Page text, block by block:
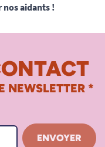
nos aidants !
NEWSLETTER *